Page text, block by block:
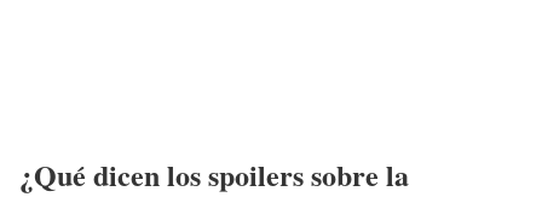
¿Qué dicen los spoilers sobre la